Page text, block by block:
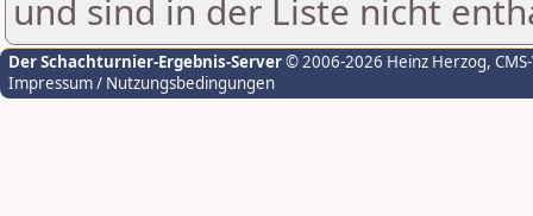
und sind in der Liste nicht
Der Schachturnier-Ergebnis-Server© 2006-2026 Heinz Herzog,
Impressum / Nutzungsbedingungen